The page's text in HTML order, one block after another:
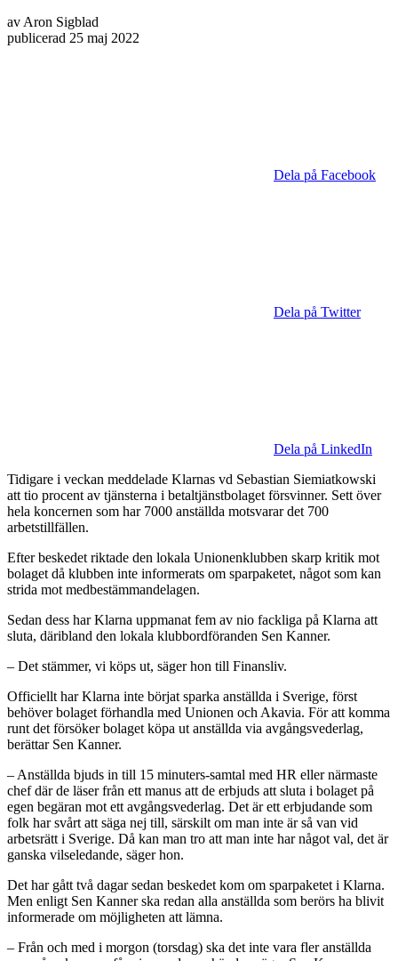
av Aron Sigblad
publicerad 25 maj 2022
Dela på Facebook
Dela på Twitter
Dela på LinkedIn
Tidigare i veckan meddelade Klarnas vd Sebastian Siemiatkowski
att tio procent av tjänsterna i betaltjänstbolaget försvinner. Sett över
hela koncernen som har 7000 anställda motsvarar det 700
arbetstillfällen.
Efter beskedet riktade den lokala Unionenklubben skarp kritik mot
bolaget då klubben inte informerats om sparpaketet, något som kan
strida mot medbestämmandelagen.
Sedan dess har Klarna uppmanat fem av nio fackliga på Klarna att
sluta, däribland den lokala klubbordföranden Sen Kanner.
– Det stämmer, vi köps ut, säger hon till Finansliv.
Officiellt har Klarna inte börjat sparka anställda i Sverige, först
behöver bolaget förhandla med Unionen och Akavia. För att komma
runt det försöker bolaget köpa ut anställda via avgångsvederlag,
berättar Sen Kanner.
– Anställda bjuds in till 15 minuters-samtal med HR eller närmaste
chef där de läser från ett manus att de erbjuds att sluta i bolaget på
egen begäran mot ett avgångsvederlag. Det är ett erbjudande som
folk har svårt att säga nej till, särskilt om man inte är så van vid
arbetsrätt i Sverige. Då kan man tro att man inte har något val, det är
ganska vilseledande, säger hon.
Det har gått två dagar sedan beskedet kom om sparpaketet i Klarna.
Men enligt Sen Kanner ska redan alla anställda som berörs ha blivit
informerade om möjligheten att lämna.
– Från och med i morgon (torsdag) ska det inte vara fler anställda